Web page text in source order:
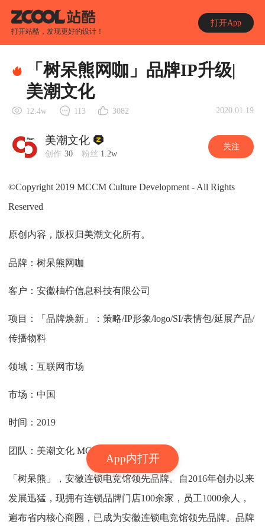
打开站酷，发现更好的设计！
打开App
App内打开
「树呆熊网咖」品牌IP升级|
美潮文化
12.4w 113 3082 2020.01.19
美潮文化
创作 30 粉丝 1.2w
关注
©Copyright 2019 MCCM Culture Development - All Rights
Reserved
原创内容，版权归美潮文化所有。
品牌：树呆熊网咖
客户：安徽柚柠信息科技有限公司
项目：「品牌焕新」：策略/IP形象/logo/SI/表情包/延展产品/
传播物料
领域：互联网市场
市场：中国
时间：2019
团队：美潮文化 MCCM
「树呆熊」，安徽连锁电竞馆领先品牌。自2016年创办以来
发展迅猛，现拥有连锁品牌门店100余家，员工1000余人，
遍布省内核心商圈，已成为安徽连锁电竞馆领先品牌。品牌